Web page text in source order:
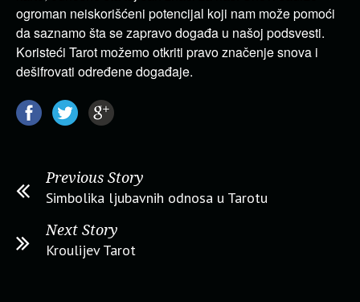
ogroman neiskorišćeni potencijal koji nam može pomoći
da saznamo šta se zapravo događa u našoj podsvesti.
Koristeći Tarot možemo otkriti pravo značenje snova i
dešifrovati određene događaje.
Previous Story
Simbolika ljubavnih odnosa u Tarotu
Next Story
Kroulijev Tarot